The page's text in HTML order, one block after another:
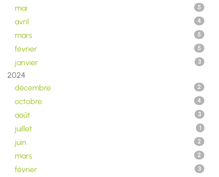
mai 5
avril 4
mars 5
février 5
janvier 3
2024
décembre
2
octobre 4
août 3
juillet 1
juin 2
mars 2
février 3